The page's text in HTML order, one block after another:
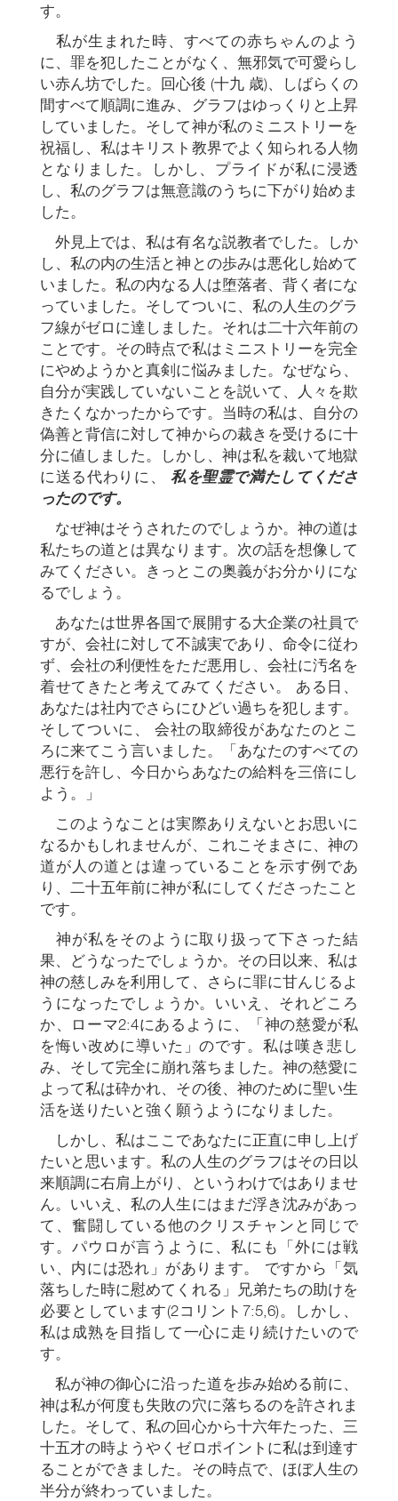
す。
私が生まれた時、すべての赤ちゃんのよう
に、罪を犯したことがなく、無邪気で可愛らし
い赤ん坊でした。回心後 (十九 歳)、しばらくの
間すべて順調に進み、グラフはゆっくりと上昇
していました。そして神が私のミニストリーを
祝福し、私はキリスト教界でよく知られる人物
となりました。しかし、プライドが私に浸透
し、私のグラフは無意識のうちに下がり始めま
した。
外見上では、私は有名な説教者でした。しか
し、私の内の生活と神との歩みは悪化し始めて
いました。私の内なる人は堕落者、背く者にな
っていました。そしてついに、私の人生のグラ
フ線がゼロに達しました。それは二十六年前の
ことです。その時点で私はミニストリーを完全
にやめようかと真剣に悩みました。なぜなら、
自分が実践していないことを説いて、人々を欺
きたくなかったからです。当時の私は、自分の
偽善と背信に対して神からの裁きを受けるに十
分に値しました。しかし、神は私を裁いて地獄
に送る代わりに、 私を聖霊で満たしてくださ
ったのです。
なぜ神はそうされたのでしょうか。神の道は
私たちの道とは異なります。次の話を想像して
みてください。きっとこの奥義がお分かりにな
るでしょう。
あなたは世界各国で展開する大企業の社員で
すが、会社に対して不誠実であり、命令に従わ
ず、会社の利便性をただ悪用し、会社に汚名を
着せてきたと考えてみてください。 ある日、
あなたは社内でさらにひどい過ちを犯します。
そしてついに、 会社の取締役があなたのとこ
ろに来てこう言いました。「あなたのすべての
悪行を許し、今日からあなたの給料を三倍にし
よう。」
このようなことは実際ありえないとお思いに
なるかもしれませんが、これこそまさに、神の
道が人の道とは違っていることを示す例であ
り、二十五年前に神が私にしてくださったこと
です。
神が私をそのように取り扱って下さった結
果、どうなったでしょうか。その日以来、私は
神の慈しみを利用して、さらに罪に甘んじるよ
うになったでしょうか。いいえ、それどころ
か、ローマ2:4にあるように、「神の慈愛が私
を悔い改めに導いた」のです。私は嘆き悲し
み、そして完全に崩れ落ちました。神の慈愛に
よって私は砕かれ、その後、神のために聖い生
活を送りたいと強く願うようになりました。
しかし、私はここであなたに正直に申し上げ
たいと思います。私の人生のグラフはその日以
来順調に右肩上がり、というわけではありませ
ん。いいえ、私の人生にはまだ浮き沈みがあっ
て、奮闘している他のクリスチャンと同じで
す。パウロが言うように、私にも「外には戦
い、内には恐れ」があります。 ですから「気
落ちした時に慰めてくれる」兄弟たちの助けを
必要としています(2コリント7:5,6)。しかし、
私は成熟を目指して一心に走り続けたいので
す。
私が神の御心に沿った道を歩み始める前に、
神は私が何度も失敗の穴に落ちるのを許されま
した。そして、私の回心から十六年たった、三
十五才の時ようやくゼロポイントに私は到達す
ることができました。その時点で、ほぼ人生の
半分が終わっていました。